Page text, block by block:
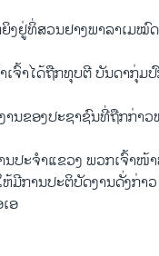
ງຢູ່ທິ່​ສວນ​ຢາງ​ພາລາ​ເມ​ໝົ
ເຈົ້າ​ໄດ້​ຖືກ​ທຸບ​ຕີ ບັນດາ​ກຸ່ມ
ານຂອງປະຊາຊົນທີ່ຖືກ​ກ່າວ​
ນປະຈຳແຂວງ ​ພວກ​ເຈົ້າ​ໜ້
ມີການ​ປະຕິບັດ​ງານດັ່ງກ່າ
ອ